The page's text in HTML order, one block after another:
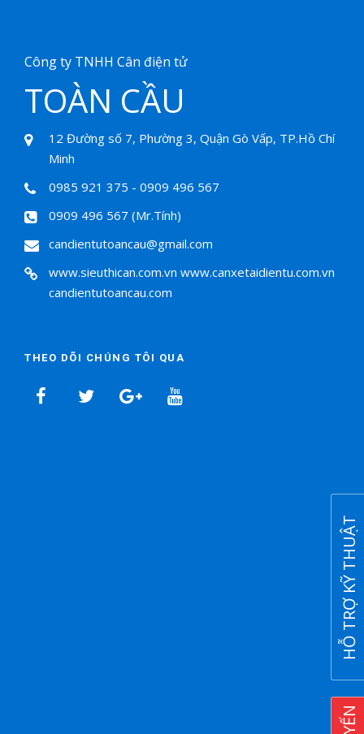
Công ty TNHH Cân điện tử
TOÀN CẦU
12 Đường số 7, Phường 3, Quận Gò Vấp, TP.Hồ Chí
Minh
0985 921 375 - 0909 496 567
0909 496 567 (Mr.Tính)
candientutoancau@gmail.com
www.sieuthican.com.vn www.canxetaidientu.com.vn
candientutoancau.com
THEO DÕI CHÚNG TÔI QUA
HỖ TRỢ KỸ THUẬT